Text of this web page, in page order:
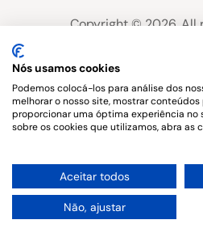
Copyright © 2026. All
Nós usamos cookies
Podemos colocá-los para análise dos
melhorar o nosso site, mostrar
proporcionar uma óptima experiência no
sobre os cookies que utilizamos, abra as
Aceitar todos
Não, ajustar